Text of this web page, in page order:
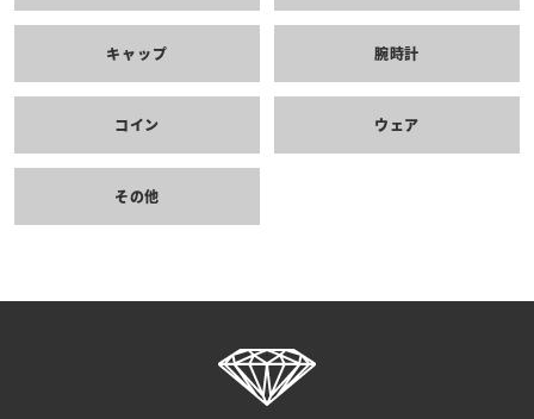
キャップ 腕時計
コイン ウェア
その他